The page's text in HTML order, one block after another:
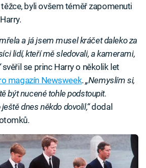
byli ovšem téměř zapomenuti
a já jsem musel kráčet daleko za
lidí, kteří mě sledovali, a kamerami,
svěřil se princ Harry o několik let
magazín Newsweek.„Nemyslím si,
být nucené tohle podstoupit.
dnes někdo dovolil,“dodal